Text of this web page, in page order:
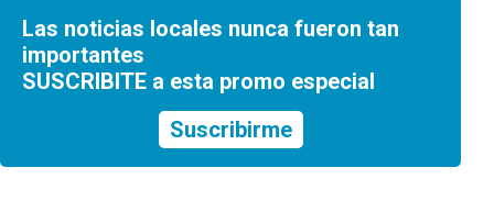
Las noticias locales nunca fueron tan
importantes
SUSCRIBITE a esta promo especial
Suscribirme